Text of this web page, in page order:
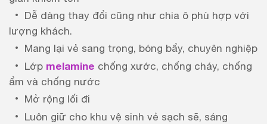
Dễ dàng thay đổi cũng như chia ô phù hợp với
lượng khách.
Mang lại vẻ sang trọng, bóng bẩy, chuyên nghiệp
Lớp melamine chống xước, chống cháy, chống
ẩm và chống nước
Mở rộng lối đi
Luôn giữ cho khu vệ sinh vẻ sạch sẽ, sáng